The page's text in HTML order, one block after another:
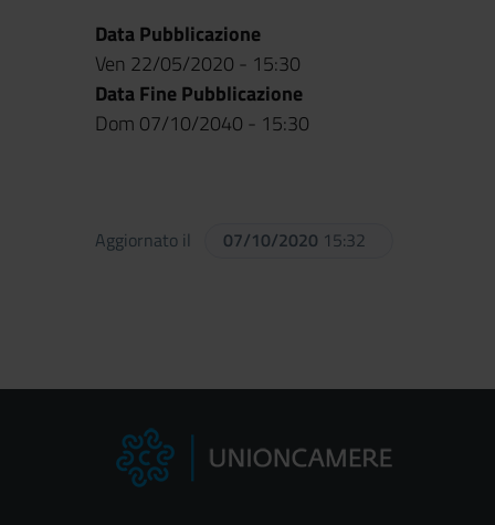
Data Pubblicazione
Ven 22/05/2020 - 15:30
Data Fine Pubblicazione
Dom 07/10/2040 - 15:30
Aggiornato il 07/10/2020 15:32